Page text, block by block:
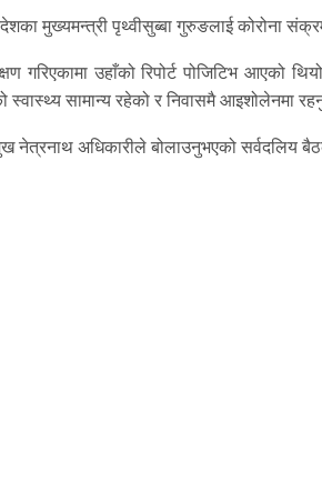
मुख्यमन्त्री पृथ्वीसुब्बा गुरुङलाई कोरोना
गरिएकामा उहाँको रिपोर्ट पोजिटिभ
स्वास्थ्य सामान्य रहेको र निवासमै आइशोलेनमा
नेत्रनाथ अधिकारीले बोलाउनुभएको सर्वदलिय